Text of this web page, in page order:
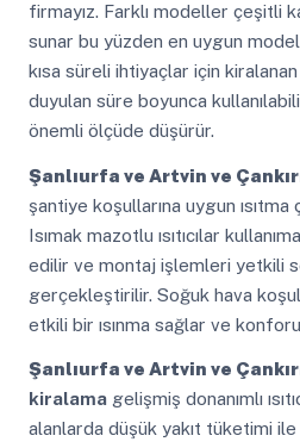
firmayız. Farklı modeller çeşitli
sunar bu yüzden en uygun
kısa süreli ihtiyaçlar için kiralanan
duyulan süre boyunca
önemli ölçüde düşürür.
Şanlıurfa ve Artvin ve
şantiye koşullarına uygun
Isımak mazotlu ısıtıcılar
edilir ve montaj işlemleri yetkili
gerçekleştirilir. Soğuk hava
etkili bir ısınma sağlar ve konforu
Şanlıurfa ve Artvin ve
kiralamagelişmiş donanımlı
alanlarda düşük yakıt tüketimi ile